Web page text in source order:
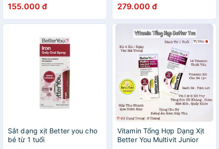
XANH)
155.000 đ 279.000 đ
Sắt dạng xịt Better you cho
bé từ 1 tuổi
Vitamin Tổng Hợp Dạng Xịt
Better You Multivit Junior